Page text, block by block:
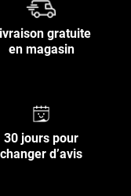
gratuite
en magasin
30 jours pour
changer d’avis